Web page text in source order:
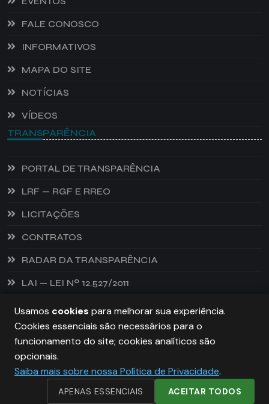
FALE CONOSCO
INFORMATIVOS
MAPA DO SITE
NOTÍCIAS
VÍDEOS
TRANSPARÊNCIA
PORTAL DE TRANSPARÊNCIA
LRF — RGF E RREO
LICITAÇÕES
CONTRATOS
RADAR DA TRANSPARÊNCIA
LAI — LEI Nº 12.527/2011
PREFEITURA DE CASTANHEIRA, TODOS OS DIREITOS
Usamos cookies para melhorar sua experiência.
Cookies essenciais são necessários para o
funcionamento do site; cookies analíticos são
opcionais.
Saiba mais sobre nossa Política de Privacidade.
APENAS ESSENCIAIS ACEITAR TODOS